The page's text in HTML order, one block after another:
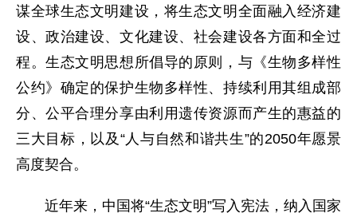
谋全球生态文明建设，将生态文明全面融入经济建
设、政治建设、文化建设、社会建设各方面和全过
程。生态文明思想所倡导的原则，与《生物多样性
公约》确定的保护生物多样性、持续利用其组成部
分、公平合理分享由利用遗传资源而产生的惠益的
三大目标，以及“人与自然和谐共生”的2050年愿景
高度契合。
近年来，中国将“生态文明”写入宪法，纳入国家